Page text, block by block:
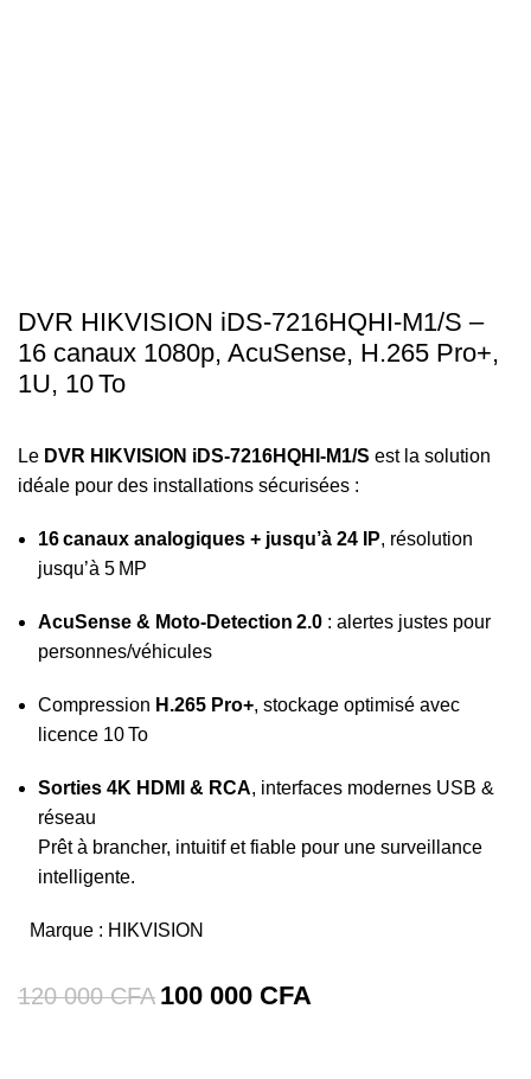
DVR HIKVISION iDS‑7216HQHI‑M1/S –
16 canaux 1080p, AcuSense, H.265 Pro+,
1U, 10 To
Le DVR HIKVISION iDS‑7216HQHI‑M1/S est la solution
idéale pour des installations sécurisées :
16 canaux analogiques + jusqu’à 24 IP, résolution
jusqu’à 5 MP
AcuSense & Moto‑Detection 2.0 : alertes justes pour
personnes/véhicules
Compression H.265 Pro+, stockage optimisé avec
licence 10 To
Sorties 4K HDMI & RCA, interfaces modernes USB &
réseau
Prêt à brancher, intuitif et fiable pour une surveillance
intelligente.
Marque : HIKVISION
120 000CFA 100 000 CFA